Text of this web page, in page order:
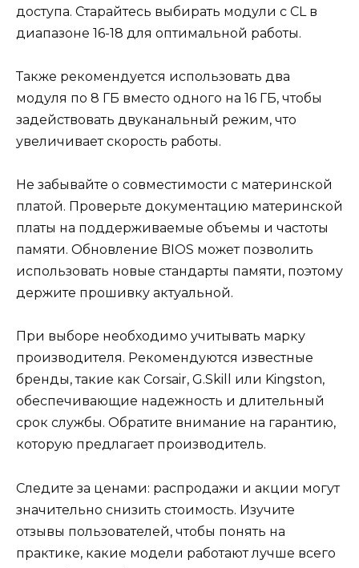
доступа. Старайтесь выбирать модули с CL в
диапазоне 16-18 для оптимальной работы.
Также рекомендуется использовать два
модуля по 8 ГБ вместо одного на 16 ГБ, чтобы
задействовать двуканальный режим, что
увеличивает скорость работы.
Не забывайте о совместимости с материнской
платой. Проверьте документацию материнской
платы на поддерживаемые объемы и частоты
памяти. Обновление BIOS может позволить
использовать новые стандарты памяти, поэтому
держите прошивку актуальной.
При выборе необходимо учитывать марку
производителя. Рекомендуются известные
бренды, такие как Corsair, G.Skill или Kingston,
обеспечивающие надежность и длительный
срок службы. Обратите внимание на гарантию,
которую предлагает производитель.
Следите за ценами: распродажи и акции могут
значительно снизить стоимость. Изучите
отзывы пользователей, чтобы понять на
практике, какие модели работают лучше всего